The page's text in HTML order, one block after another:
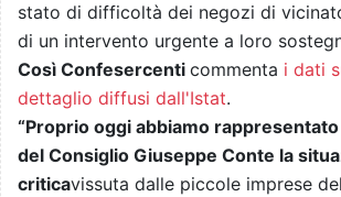
stato di difficoltà dei negozi di
di un intervento urgente a loro
Così Confesercenti commenta i dati
dettaglio diffusi dall'Istat.
“Proprio oggi abbiamo
del Consiglio Giuseppe Conte la
criticavissuta dalle piccole imprese